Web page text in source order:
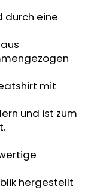
durch eine
mit
und ist zum
hergestellt